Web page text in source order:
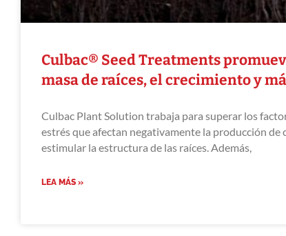
Culbac® Seed Treatments
masa de raíces, el crecimiento y
Culbac Plant Solution trabaja para superar los
estrés que afectan negativamente la producción de
estimular la estructura de las raíces. Además,
LEA MÁS »